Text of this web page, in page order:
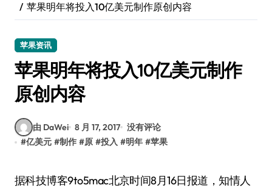
苹果明年将投入10亿美元制作原创内容
苹果资讯
苹果明年将投入10亿美元制作
原创内容
由 DaWei 8 月 17, 2017 没有评论
#亿美元 #制作 #原 #投入 #明年 #苹果
据科技博客9to5mac北京时间8月16日报道，知情人